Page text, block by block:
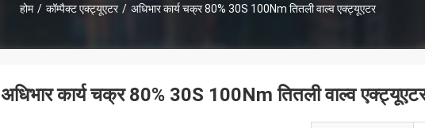
होम / कॉम्पैक्ट एक्ट्यूएटर / अधिभार कार्य चक्र 80% 30S 100Nm तितली वाल्व एक्ट्यूएटर
अधिभार कार्य चक्र 80% 30S 100Nm तितली वाल्व